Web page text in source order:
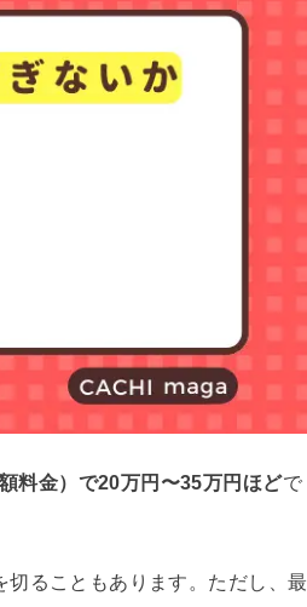
料金）で20万円〜35万円ほどで
ることもあります。ただし、最